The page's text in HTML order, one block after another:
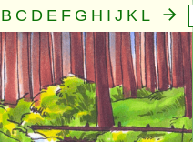
B C D E F G H I J K L
·Gemeinschaft·